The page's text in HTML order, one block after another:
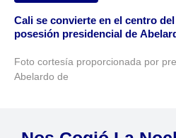
Cali se convierte en el centro
posesión presidencial de
Foto cortesía proporcionada por
Abelardo de